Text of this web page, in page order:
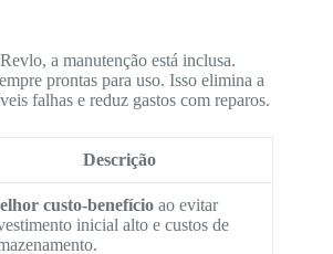
a manutenção está inclusa.
prontas para uso. Isso elimina a
falhas e reduz gastos com reparos.
Descrição
custo-benefício ao evitar
inicial alto e custos de